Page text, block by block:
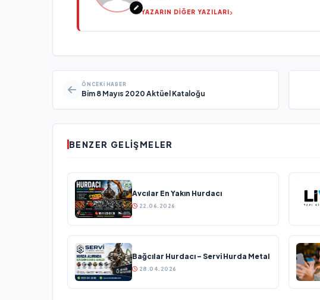
YAZARIN DİĞER YAZILARI
ÖNCEKI HABER
Bim 8 Mayıs 2020 Aktüel Kataloğu
BENZER GELIŞMELER
Avcılar En Yakın Hurdacı
22.06.2026
Bağcılar Hurdacı – Servi Hurda Metal
28.04.2026